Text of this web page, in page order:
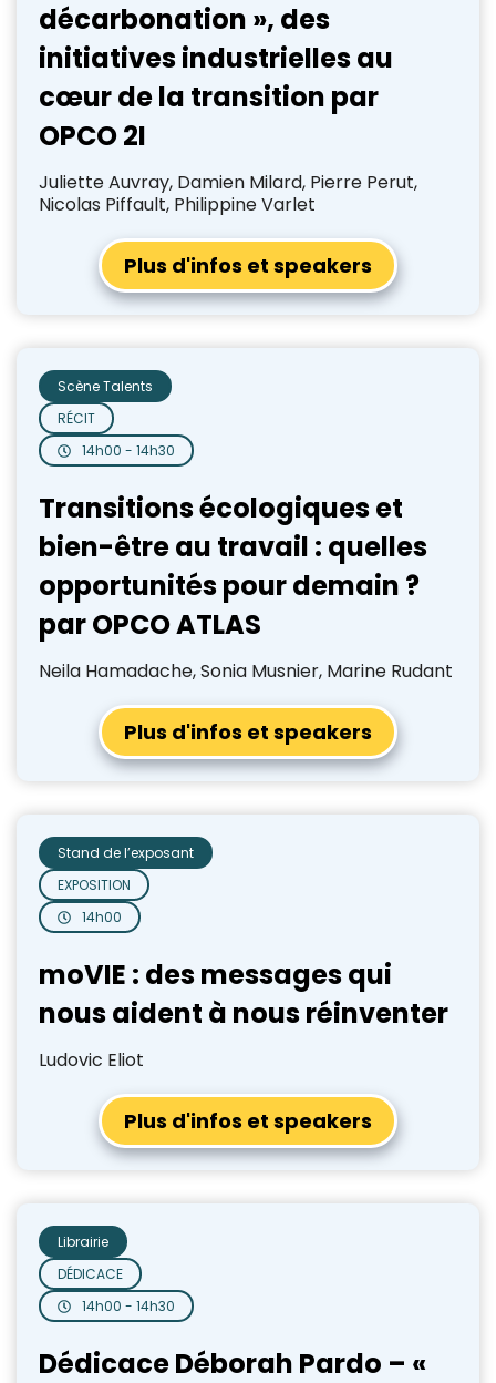
décarbonation », des
initiatives industrielles au
cœur de la transition par
OPCO 2I
Juliette Auvray, Damien Milard, Pierre Perut,
Nicolas Piffault, Philippine Varlet
Plus d'infos et speakers
14h00 - 14h30
RÉCIT
Scène Talents
Transitions écologiques et
bien-être au travail : quelles
opportunités pour demain ?
par OPCO ATLAS
Neila Hamadache, Sonia Musnier, Marine Rudant
Plus d'infos et speakers
14h00
EXPOSITION
Stand de l’exposant
moVIE : des messages qui
nous aident à nous réinventer
Ludovic Eliot
Plus d'infos et speakers
14h00 - 14h30
DÉDICACE
Librairie
Dédicace Déborah Pardo – «